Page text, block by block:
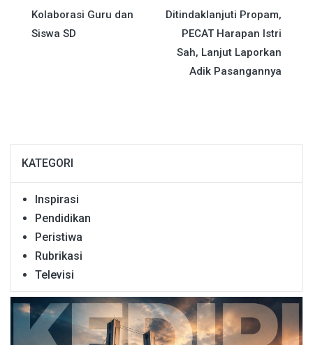
posKolaborasi Guru dan
Siswa SD
Ditindaklanjuti Propam,
PECAT Harapan Istri
Sah, Lanjut Laporkan
Adik Pasangannya
KATEGORI
Inspirasi
Pendidikan
Peristiwa
Rubrikasi
Televisi